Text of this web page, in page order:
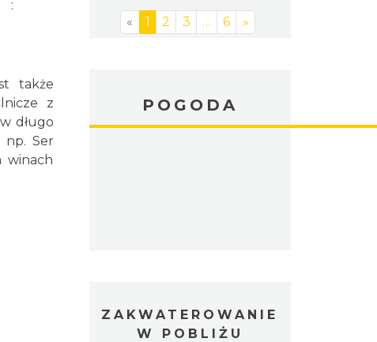
:
także
z
długo
np. Ser
winach
« 1 2 3 … 6 »
POGODA
ZAKWATEROWANIE
W POBLIŻU